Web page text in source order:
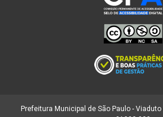
Prefeitura Municipal de São Paulo - Viaduto